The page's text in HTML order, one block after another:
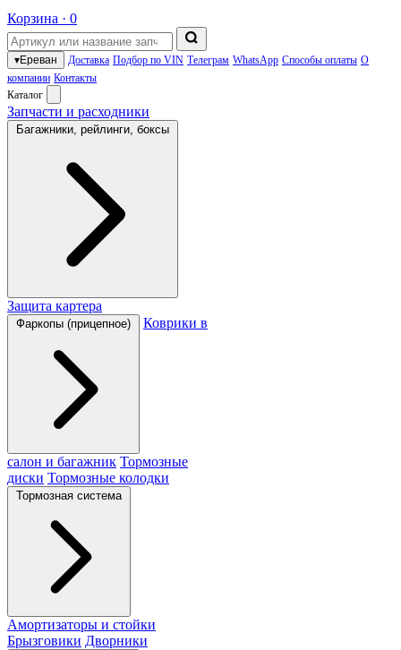
Корзина · 0
▾Ереван Доставка Подбор по VIN Телеграм WhatsApp Способы оплаты О
компании Контакты
Каталог
Запчасти и расходники
Багажники, рейлинги, боксы
Защита картера
Фаркопы (прицепное) Коврики в
салон и багажник Тормозные
диски Тормозные колодки
Тормозная система
Амортизаторы и стойки
Брызговики Дворники